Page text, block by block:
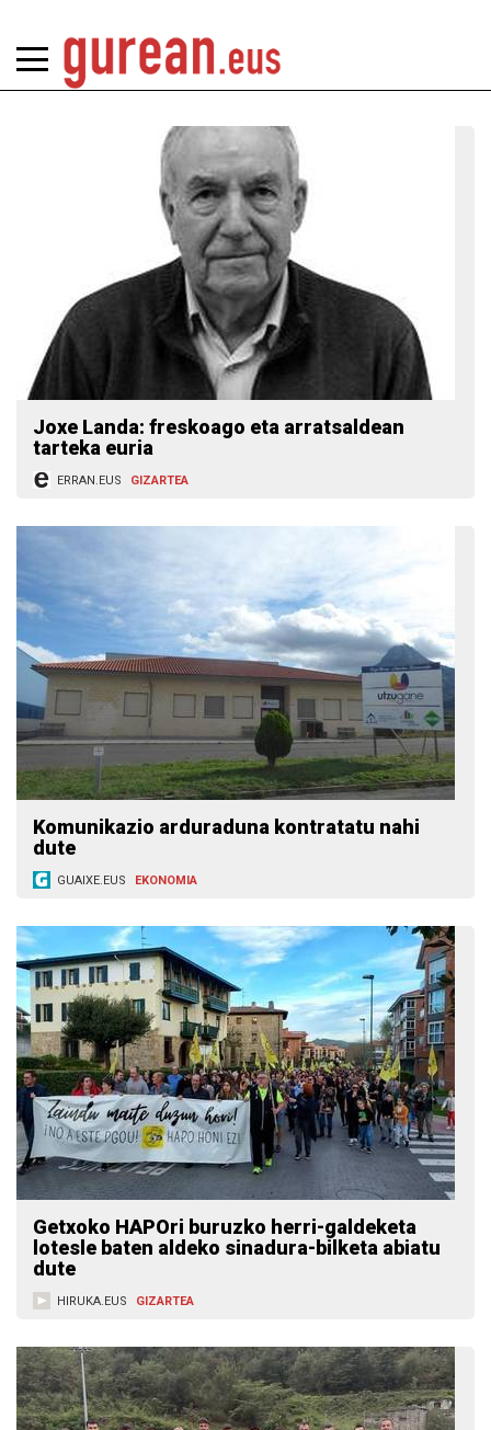
Joxe Landa: freskoago eta arratsaldean
tarteka euria
ERRAN.EUS GIZARTEA
Komunikazio arduraduna kontratatu nahi
dute
GUAIXE.EUS EKONOMIA
Getxoko HAPOri buruzko herri-galdeketa
lotesle baten aldeko sinadura-bilketa abiatu
dute
HIRUKA.EUS GIZARTEA